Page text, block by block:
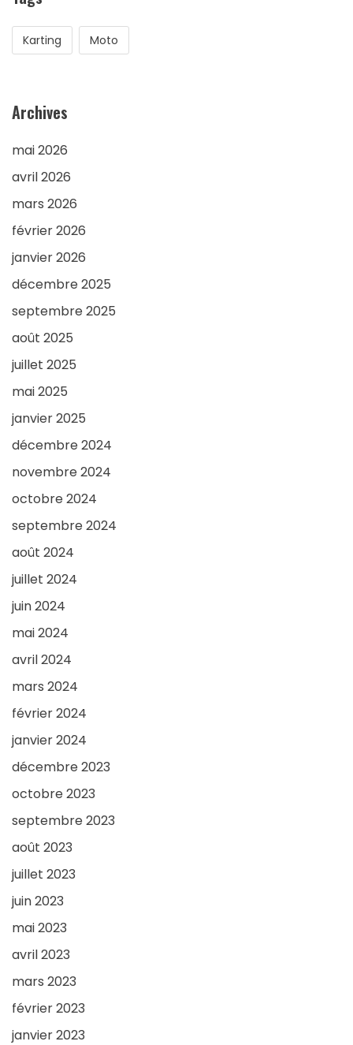
Karting Moto
Archives
mai 2026
avril 2026
mars 2026
février 2026
janvier 2026
décembre 2025
septembre 2025
août 2025
juillet 2025
mai 2025
janvier 2025
décembre 2024
novembre 2024
octobre 2024
septembre 2024
août 2024
juillet 2024
juin 2024
mai 2024
avril 2024
mars 2024
février 2024
janvier 2024
décembre 2023
octobre 2023
septembre 2023
août 2023
juillet 2023
juin 2023
mai 2023
avril 2023
mars 2023
février 2023
janvier 2023